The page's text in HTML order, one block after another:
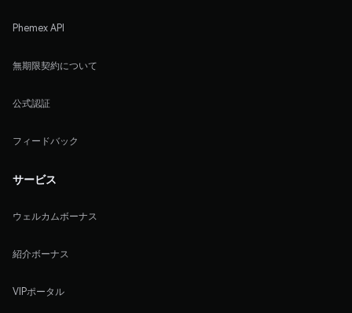
Phemex API
無期限契約について
公式認証
フィードバック
サービス
ウェルカムボーナス
紹介ボーナス
VIPポータル